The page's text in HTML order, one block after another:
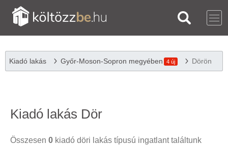
Kiadó lakás Győr-Moson-Sopron megyében 4 új Dörön
Kiadó lakás Dör
Összesen 0 kiadó döri lakás típusú ingatlant találtunk